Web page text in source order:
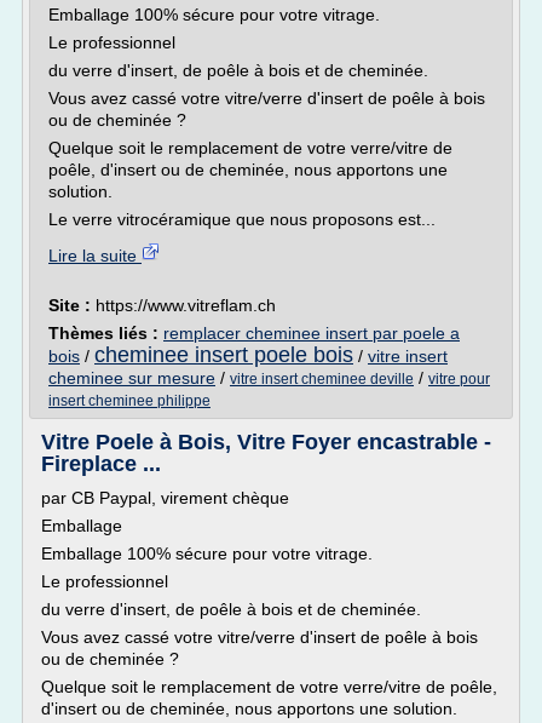
Emballage 100% sécure pour votre vitrage.
Le professionnel
du verre d'insert, de poêle à bois et de cheminée.
Vous avez cassé votre vitre/verre d'insert de poêle à bois
ou de cheminée ?
Quelque soit le remplacement de votre verre/vitre de
poêle, d'insert ou de cheminée, nous apportons une
solution.
Le verre vitrocéramique que nous proposons est...
Lire la suite
Site : https://www.vitreflam.ch
Thèmes liés : remplacer cheminee insert par poele a
bois / cheminee insert poele bois / vitre insert
cheminee sur mesure / vitre insert cheminee deville / vitre pour
insert cheminee philippe
Vitre Poele à Bois, Vitre Foyer encastrable -
Fireplace ...
par CB Paypal, virement chèque
Emballage
Emballage 100% sécure pour votre vitrage.
Le professionnel
du verre d'insert, de poêle à bois et de cheminée.
Vous avez cassé votre vitre/verre d'insert de poêle à bois
ou de cheminée ?
Quelque soit le remplacement de votre verre/vitre de poêle,
d'insert ou de cheminée, nous apportons une solution.